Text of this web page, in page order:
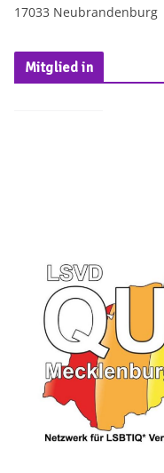
17033 Neubrandenburg
Mitglied in